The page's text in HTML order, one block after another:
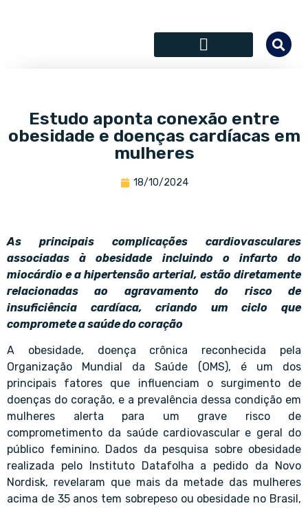
Estudo aponta conexão entre
obesidade e doenças cardíacas em
mulheres
18/10/2024
As principais complicações cardiovasculares
associadas à obesidade incluindo o infarto do
miocárdio e a hipertensão arterial, estão diretamente
relacionadas ao agravamento do risco de
insuficiência cardíaca, criando um ciclo que
compromete a saúde do coração
A obesidade, doença crônica reconhecida pela
Organização Mundial da Saúde (OMS), é um dos
principais fatores que influenciam o surgimento de
doenças do coração, e a prevalência dessa condição em
mulheres alerta para um grave risco de
comprometimento da saúde cardiovascular e geral do
público feminino. Dados da pesquisa sobre obesidade
realizada pelo Instituto Datafolha a pedido da Novo
Nordisk, revelaram que mais da metade das mulheres
acima de 35 anos tem sobrepeso ou obesidade no Brasil,